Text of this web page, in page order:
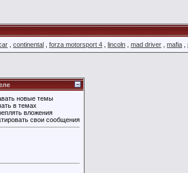
continental forza motorsport 4 lincoln mad driver mafia
новые темы
в темах
вложения
свои сообщения